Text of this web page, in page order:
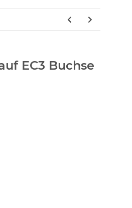
EC3 Buchse